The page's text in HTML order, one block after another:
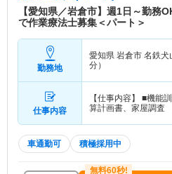
【愛知県／岩倉市】週1日～勤務
で作業療法士募集＜パート＞
勤務地
愛知県 岩倉市 名鉄犬
分）
仕事内容
【仕事内容】 ■機能
算計画書、家屋調査
車通勤可 積極採用中